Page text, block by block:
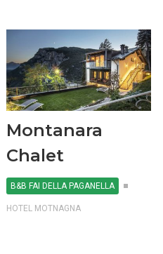
Montanara
Chalet
B&B FAI DELLA PAGANELLA
HOTEL MOTNAGNA